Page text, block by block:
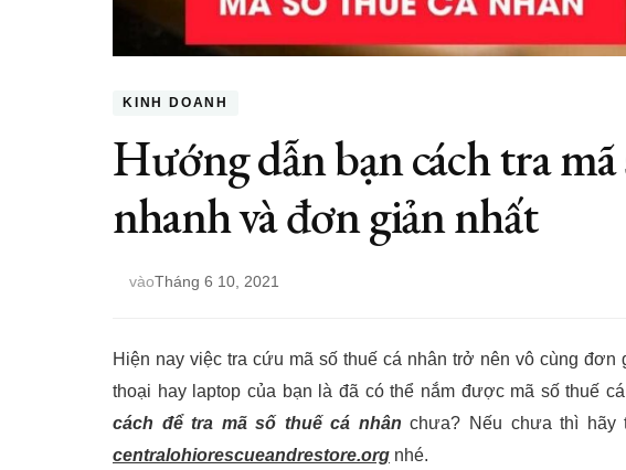
KINH DOANH
Hướng dẫn bạn cách tra mã
nhanh và đơn giản nhất
vàoTháng 6 10, 2021
Hiện nay việc tra cứu mã số thuế cá nhân trở nên vô cùng
thoại hay laptop của bạn là đã có thể nắm được mã số thuế
cách để tra mã số thuế cá nhân chưa? Nếu chưa thì hãy
centralohiorescueandrestore.org nhé.